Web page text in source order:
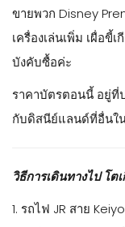
ขายพวก Disney
เครื่องเล่นเพิ่ม เผื่อ
บังคับซื้อค่ะ
ราคาบัตรตอนนี้ อยู่ที่
กับดิสนีย์แลนด์ที่อื่นใ